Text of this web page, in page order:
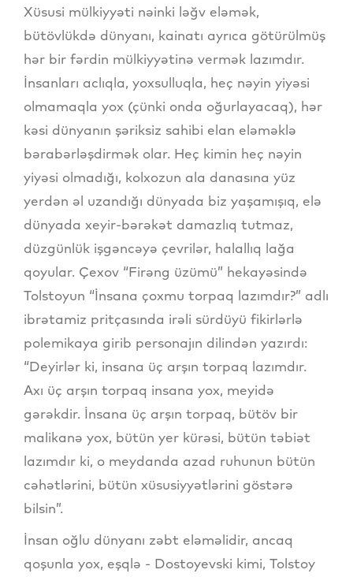
Xüsusi mülkiyyəti nəinki ləğv eləmək,
bütövlükdə dünyanı, kainatı ayrıca götürülmüş
hər bir fərdin mülkiyyətinə vermək lazımdır.
İnsanları aclıqla, yoxsulluqla, heç nəyin yiyəsi
olmamaqla yox (çünki onda oğurlayacaq), hər
kəsi dünyanın şəriksiz sahibi elan eləməklə
bərabərləşdirmək olar. Heç kimin heç nəyin
yiyəsi olmadığı, kolxozun ala danasına yüz
yerdən əl uzandığı dünyada biz yaşamışıq, elə
dünyada xeyir-bərəkət damazlıq tutmaz,
düzgünlük işgəncəyə çevrilər, halallıq lağa
qoyular. Çexov “Firəng üzümü” hekayəsində
Tolstoyun “İnsana çoxmu torpaq lazımdır?” adlı
ibrətamiz pritçasında irəli sürdüyü fikirlərlə
polemikaya girib personajın dilindən yazırdı:
“Deyirlər ki, insana üç arşın torpaq lazımdır.
Axı üç arşın torpaq insana yox, meyidə
gərəkdir. İnsana üç arşın torpaq, bütöv bir
malikanə yox, bütün yer kürəsi, bütün təbiət
lazımdır ki, o meydanda azad ruhunun bütün
cəhətlərini, bütün xüsusiyyətlərini göstərə
bilsin”.
İnsan oğlu dünyanı zəbt eləməlidir, ancaq
qoşunla yox, eşqlə - Dostoyevski kimi, Tolstoy